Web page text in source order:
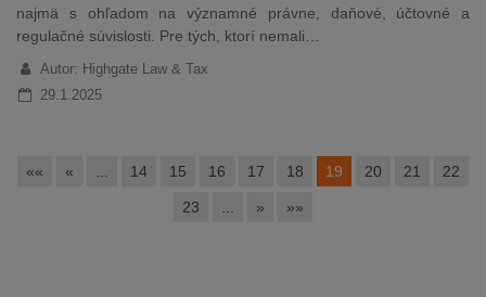
najmä s ohľadom na významné právne, daňové, účtovné a
regulačné súvislosti. Pre tých, ktorí nemali…
Autor: Highgate Law & Tax
29.1.2025
«« « 14 15 16 17 18 19 20 21 22
23 » »»